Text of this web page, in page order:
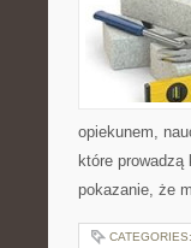
opiekunem,
które
pokazanie, że
CATEGORIES: